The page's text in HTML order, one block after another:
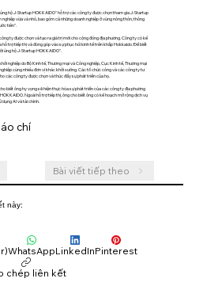
hộ J-Startup HOKKAIDO" hỗ trợ các công ty được chọn tham gia J-Startup
vừa và nhỏ, bao gồm cả những doanh nghiệp ở vùng nông thôn, thông
tiên".
ty được chọn và tạo ra giá trị mới cho cộng đồng địa phương. Công ty có kế
trợ tiếp thị và đóng góp vào sự phục hồi kinh tế trên khắp Hokkaido. Để biết
ủng hộ J-Startup HOKKAIDO".
nghiệp do Bộ Kinh tế, Thương mại và Công nghiệp, Cục Kinh tế, Thương mại
cùng nhiều đơn vị khác khởi xướng. Các tổ chức công và các công ty tư
các công ty được chọn và thúc đẩy sự phát triển của họ.
biết ông hy vọng sẽ hiện thực hóa sự phát triển của các công ty địa phương
Ngoài hỗ trợ tiếp thị, ông cho biết ông có kế hoạch mở rộng dịch vụ
dụng AI và tài chính.
chí
Bài viết tiếp theo
này:
WhatsAppLinkedInPinterest
chép liên kết